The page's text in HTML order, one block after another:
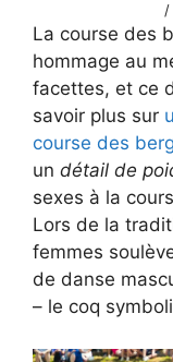
/
La course des
hommage au
facettes, et ce
savoir plus sur
course des
un détail de
sexes à la
Lors de la
femmes
de danse
– le coq